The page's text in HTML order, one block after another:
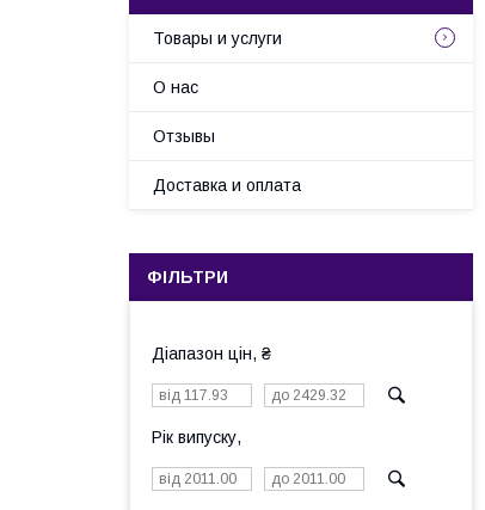
Товары и услуги
О нас
Отзывы
Доставка и оплата
ФІЛЬТРИ
Діапазон цін, ₴
Рік випуску,